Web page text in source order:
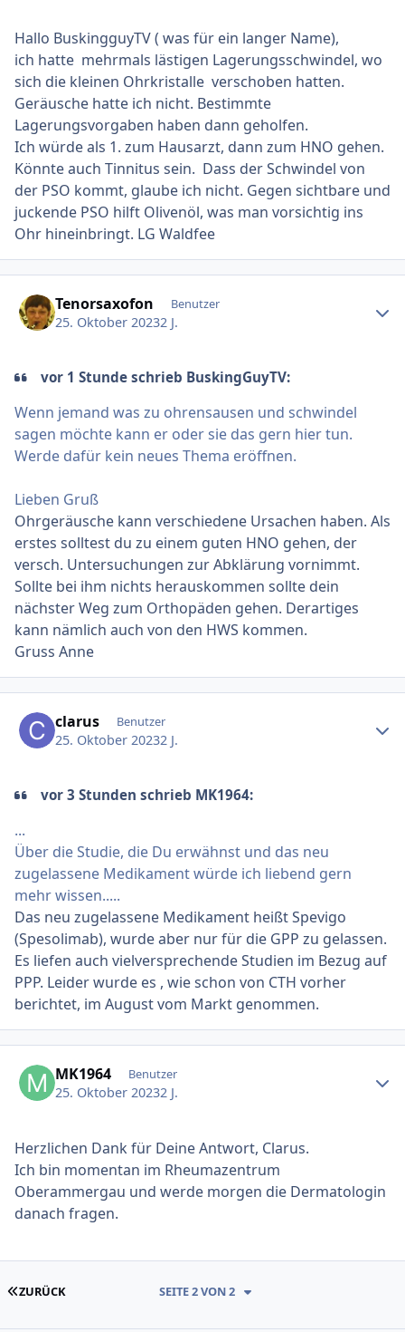
Hallo BuskingguyTV ( was für ein langer Name),
ich hatte mehrmals lästigen Lagerungsschwindel, wo
sich die kleinen Ohrkristalle verschoben hatten.
Geräusche hatte ich nicht. Bestimmte
Lagerungsvorgaben haben dann geholfen.
Ich würde als 1. zum Hausarzt, dann zum HNO gehen.
Könnte auch Tinnitus sein. Dass der Schwindel von
der PSO kommt, glaube ich nicht. Gegen sichtbare und
juckende PSO hilft Olivenöl, was man vorsichtig ins
Ohr hineinbringt. LG Waldfee
Tenorsaxofon Benutzer
25. Oktober 20232 J.
vor 1 Stunde schrieb BuskingGuyTV:
Wenn jemand was zu ohrensausen und schwindel
sagen möchte kann er oder sie das gern hier tun.
Werde dafür kein neues Thema eröffnen.
Lieben Gruß
Ohrgeräusche kann verschiedene Ursachen haben. Als
erstes solltest du zu einem guten HNO gehen, der
versch. Untersuchungen zur Abklärung vornimmt.
Sollte bei ihm nichts herauskommen sollte dein
nächster Weg zum Orthopäden gehen. Derartiges
kann nämlich auch von den HWS kommen.
Gruss Anne
clarus Benutzer
25. Oktober 20232 J.
vor 3 Stunden schrieb MK1964:
...
Über die Studie, die Du erwähnst und das neu
zugelassene Medikament würde ich liebend gern
mehr wissen.....
Das neu zugelassene Medikament heißt Spevigo
(Spesolimab), wurde aber nur für die GPP zu gelassen.
Es liefen auch vielversprechende Studien im Bezug auf
PPP. Leider wurde es , wie schon von CTH vorher
berichtet, im August vom Markt genommen.
MK1964 Benutzer
25. Oktober 20232 J.
Herzlichen Dank für Deine Antwort, Clarus.
Ich bin momentan im Rheumazentrum
Oberammergau und werde morgen die Dermatologin
danach fragen.
ERSTE SEITE
ZURÜCK SEITE 2 VON 2